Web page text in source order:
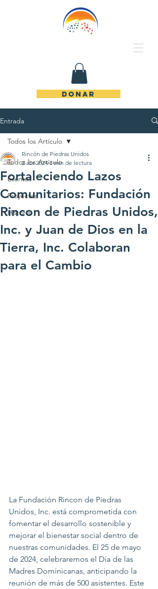
DONAR
Entrada
Todos los Artículo
Eventos
Proyectos
Historia
Todos los Artículo
Fortaleciendo Lazos
Comunitarios: Fundación
Rincon de Piedras Unidos,
Inc. y Juan de Dios en la
Tierra, Inc. Colaboran
para el Cambio
Rincón de Piedras Unidos
2 abr 2024 3 min de lectura
La Fundación Rincon de Piedras
Unidos, Inc. está comprometida con
fomentar el desarrollo sostenible y
mejorar el bienestar social dentro de
nuestras comunidades. El 25 de mayo
de 2024, celebraremos el Día de las
Madres Dominicanas, anticipando la
reunión de más de 500 asistentes. Este